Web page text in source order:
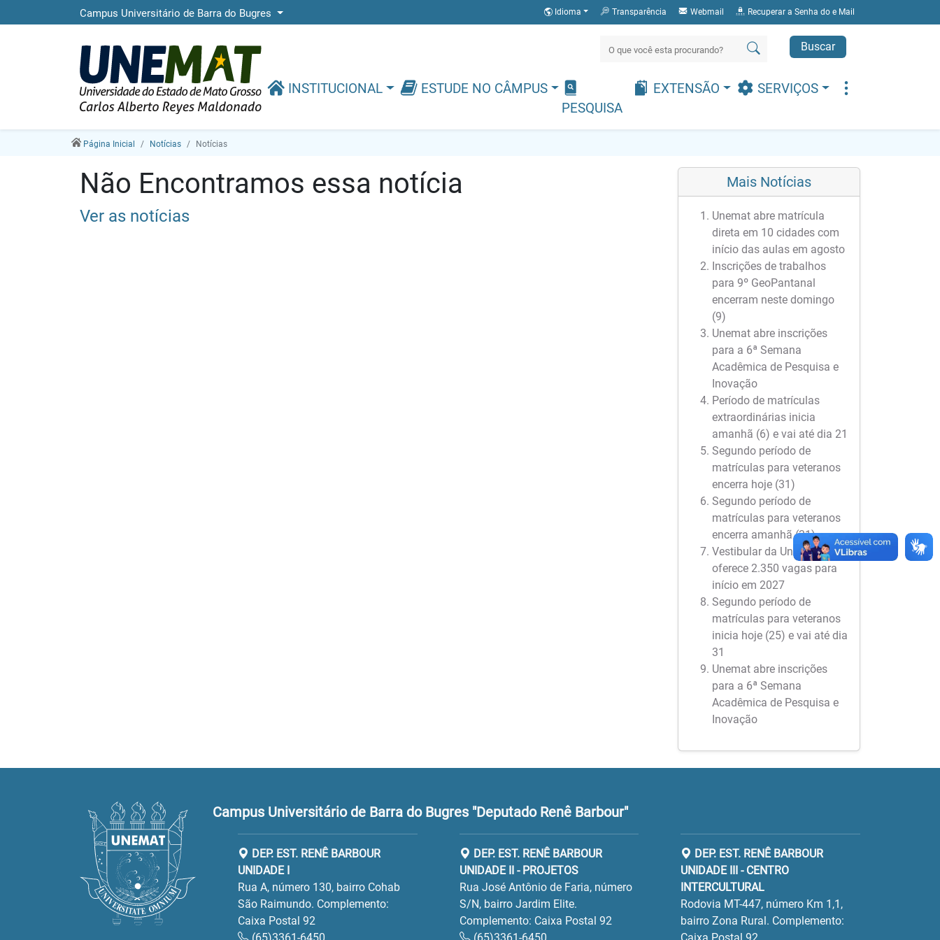
Campus Universitário de Barra do Bugres Idioma Transparência Webmail Recuperar a Senha do e Mail
Buscar
INSTITUCIONAL
ESTUDE NO CÂMPUS
PESQUISA
EXTENSÃO SERVIÇOS
Página Inicial Notícias Notícias
Não Encontramos essa notícia
Ver as notícias
Mais Notícias
Unemat abre matrícula
direta em 10 cidades com
início das aulas em agosto
Inscrições de trabalhos
para 9º GeoPantanal
encerram neste domingo
(9)
Unemat abre inscrições
para a 6ª Semana
Acadêmica de Pesquisa e
Inovação
Período de matrículas
extraordinárias inicia
amanhã (6) e vai até dia 21
Segundo período de
matrículas para veteranos
encerra hoje (31)
Segundo período de
matrículas para veteranos
encerra amanhã (31)
Vestibular da Unemat
oferece 2.350 vagas para
início em 2027
Segundo período de
matrículas para veteranos
inicia hoje (25) e vai até dia
31
Unemat abre inscrições
para a 6ª Semana
Acadêmica de Pesquisa e
Inovação
Campus Universitário de Barra do Bugres "Deputado Renê Barbour"
DEP. EST. RENÊ BARBOUR
UNIDADE I
Rua A, número 130, bairro Cohab
São Raimundo. Complemento:
Caixa Postal 92
DEP. EST. RENÊ BARBOUR
UNIDADE II - PROJETOS
Rua José Antônio de Faria, número
S/N, bairro Jardim Elite.
Complemento: Caixa Postal 92
DEP. EST. RENÊ BARBOUR
UNIDADE III - CENTRO
INTERCULTURAL
Rodovia MT-447, número Km 1,1,
bairro Zona Rural. Complemento: